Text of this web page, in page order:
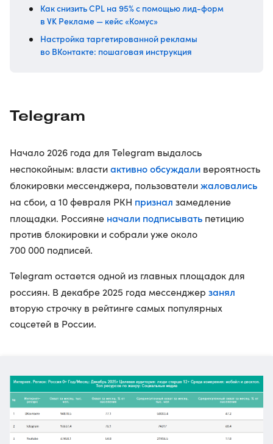
Как снизить CPL на 95% с помощью лид-форм
в VK Рекламе — кейс «Комус»
Настройка таргетированной рекламы
во ВКонтакте: пошаговая инструкция
Telegram
Начало 2026 года для Telegram выдалось
неспокойным: властиактивно обсуждали вероятность
блокировки мессенджера, пользователижаловались
на сбои, а 10 февраля РКН признал замедление
площадки. Россияне начали подписывать петицию
против блокировки и собрали уже около
700 000 подписей.
Telegram остается одной из главных площадок для
россиян. В декабре 2025 года мессенджер занял
вторую строчку в рейтинге самых популярных
соцсетей в России.